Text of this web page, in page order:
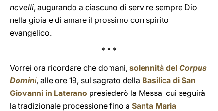
novelli, augurando a ciascuno di servire sempre Dio
nella gioia e di amare il prossimo con spirito
evangelico.
* * *
Vorrei ora ricordare che domani, solennità del Corpus
Domini, alle ore 19, sul sagrato della Basilica di San
Giovanni in Laterano presiederò la Messa, cui seguirà
la tradizionale processione fino a Santa Maria